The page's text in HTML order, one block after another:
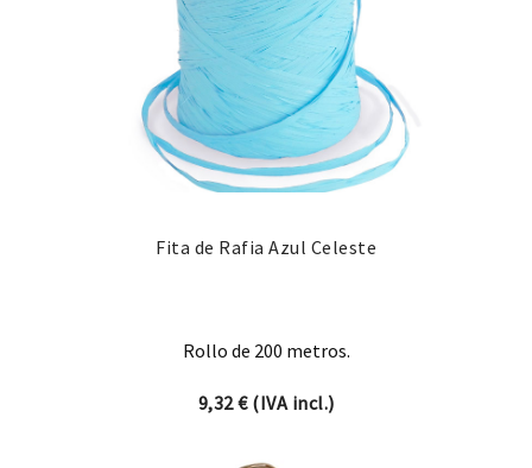
Fita de Rafia Azul Celeste
Rollo de 200 metros.
9,32€(IVA incl.)